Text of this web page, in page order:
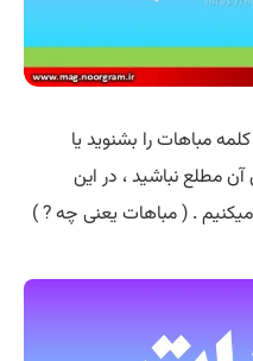
مباهات را بشنوید یا
مطلع نباشید ، در این
. ( مباهات یعنی چه ? )